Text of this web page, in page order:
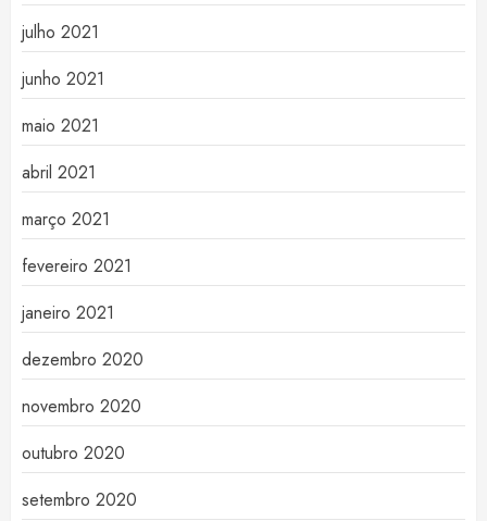
julho 2021
junho 2021
maio 2021
abril 2021
março 2021
fevereiro 2021
janeiro 2021
dezembro 2020
novembro 2020
outubro 2020
setembro 2020